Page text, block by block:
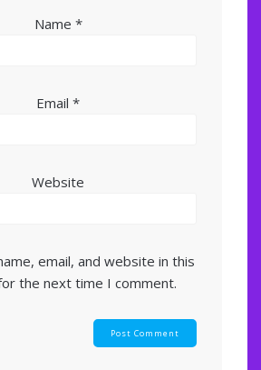
Name *
Email *
Website
email, and website in this
the next time I comment.